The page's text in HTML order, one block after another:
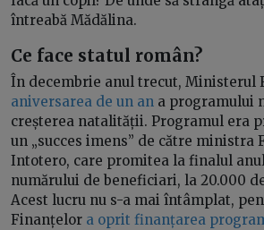
întreabă Mădălina.
Ce face statul român?
În decembrie anul trecut, Ministerul
aniversarea de un an a programului
creșterea natalității. Programul era
un „succes imens” de către ministra
Intotero, care promitea la finalul
numărului de beneficiari, la 20.000
Acest lucru nu s-a mai întâmplat,
Finanțelor a oprit finanțarea